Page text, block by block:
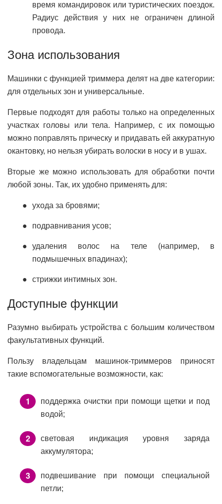
время командировок или туристических поездок.
Радиус действия у них не ограничен длиной
провода.
Зона использования
Машинки с функцией триммера делят на две категории:
для отдельных зон и универсальные.
Первые подходят для работы только на определенных
участках головы или тела. Например, с их помощью
можно поправлять прическу и придавать ей аккуратную
окантовку, но нельзя убирать волоски в носу и в ушах.
Вторые же можно использовать для обработки почти
любой зоны. Так, их удобно применять для:
ухода за бровями;
подравнивания усов;
удаления волос на теле (например, в
подмышечных впадинах);
стрижки интимных зон.
Доступные функции
Разумно выбирать устройства с большим количеством
факультативных функций.
Пользу владельцам машинок-триммеров приносят
такие вспомогательные возможности, как:
поддержка очистки при помощи щетки и под
водой;
световая индикация уровня заряда
аккумулятора;
подвешивание при помощи специальной
петли;